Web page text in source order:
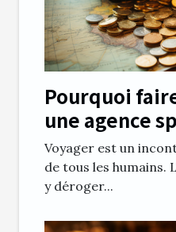
Pourquoi
une agence
dans les
voyage?
Voyager est un
de tous les humains.
y déroger...